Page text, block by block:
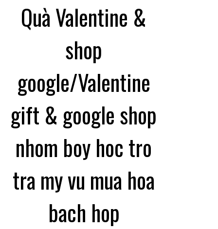
Quà Valentine &
shop
google/Valentine
gift & google shop
nhom boy hoc tro
tra my vu mua hoa
bach hop